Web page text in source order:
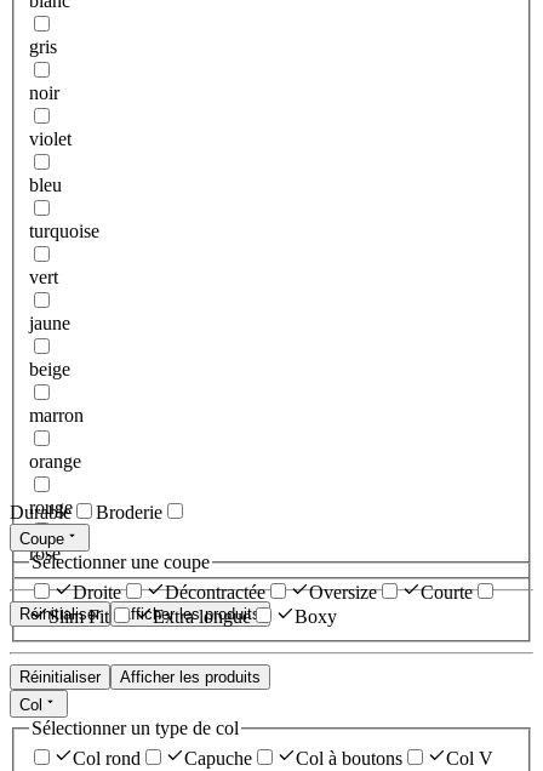
gris
noir
violet
bleu
turquoise
vert
jaune
beige
marron
orange
rouge
rose
Réinitialiser Afficher les produits
Durable Broderie
Coupe
Sélectionner une coupe
Droite
Décontractée Oversize
Courte
Slim Fit
Extra longue Boxy
Réinitialiser
Afficher les produits
Col
Sélectionner un type de col
Col rond
Capuche Col à boutons Col V